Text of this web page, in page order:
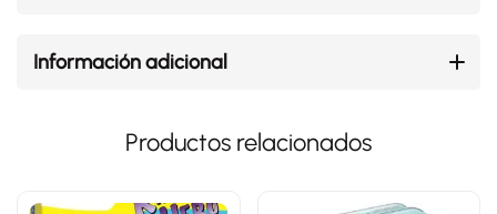
Información adicional
Productos relacionados